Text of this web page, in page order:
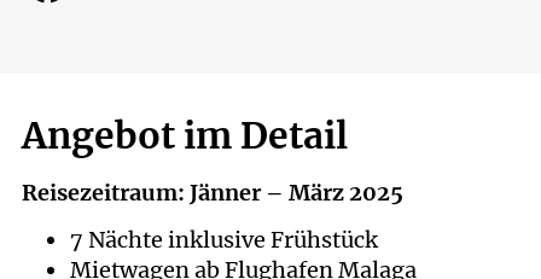
Angebot im Detail
Reisezeitraum: Jänner – März 2025
7 Nächte inklusive Frühstück
Mietwagen ab Flughafen Malaga